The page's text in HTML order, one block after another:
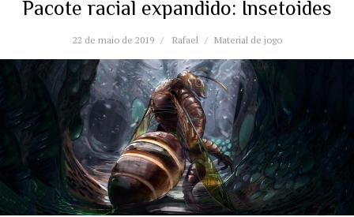
Pacote racial expandido: Insetoides
22 de maio de 2019 Rafael Material de jogo